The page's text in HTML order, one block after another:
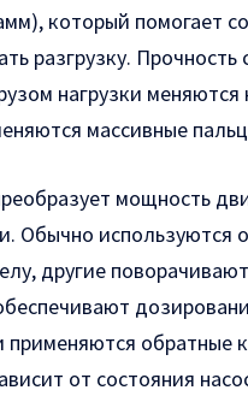
который помогает
разгрузку.
нагрузки
массивные
мощность
Обычно
другие
применяются обратные
от состояния